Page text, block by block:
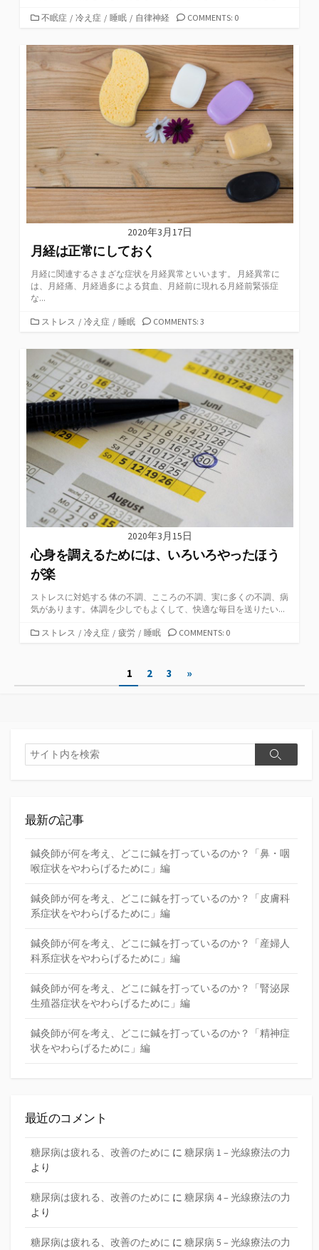
カ
ゴ
ー
不眠症 / 冷え症 / 睡眠 / 自律神経 COMMENTS: 0
2020年3月17日
月経は正常にしておく
月経に関連するさまざな症状を月経異常といいます。 月経異常に
は、月経痛、月経過多による貧血、月経前に現れる月経前緊張症
な...
カ
ゴ
リ
ー
ストレス / 冷え症 / 睡眠 COMMENTS: 3
2020年3月15日
心身を調えるためには、いろいろやったほう
が楽
ストレスに対処する 体の不調、こころの不調、実に多くの不調、病
気があります。体調を少しでもよくして、快適な毎日を送りたい...
カ
ー
ストレス / 冷え症 / 疲労 / 睡眠 COMMENTS: 0
ペ
ー
送
1 2 3 »
検
索
検
最新の記事
鍼灸師が何を考え、どこに鍼を打っているのか？「鼻・咽
喉症状をやわらげるために」編
鍼灸師が何を考え、どこに鍼を打っているのか？「皮膚科
系症状をやわらげるために」編
鍼灸師が何を考え、どこに鍼を打っているのか？「産婦人
科系症状をやわらげるために」編
鍼灸師が何を考え、どこに鍼を打っているのか？「腎泌尿
生殖器症状をやわらげるために」編
鍼灸師が何を考え、どこに鍼を打っているのか？「精神症
状をやわらげるために」編
最近のコメント
糖尿病は疲れる、改善のために に 糖尿病 1 – 光線療法の力
より
糖尿病は疲れる、改善のために に 糖尿病 4 – 光線療法の力
より
糖尿病は疲れる、改善のために に 糖尿病 5 – 光線療法の力